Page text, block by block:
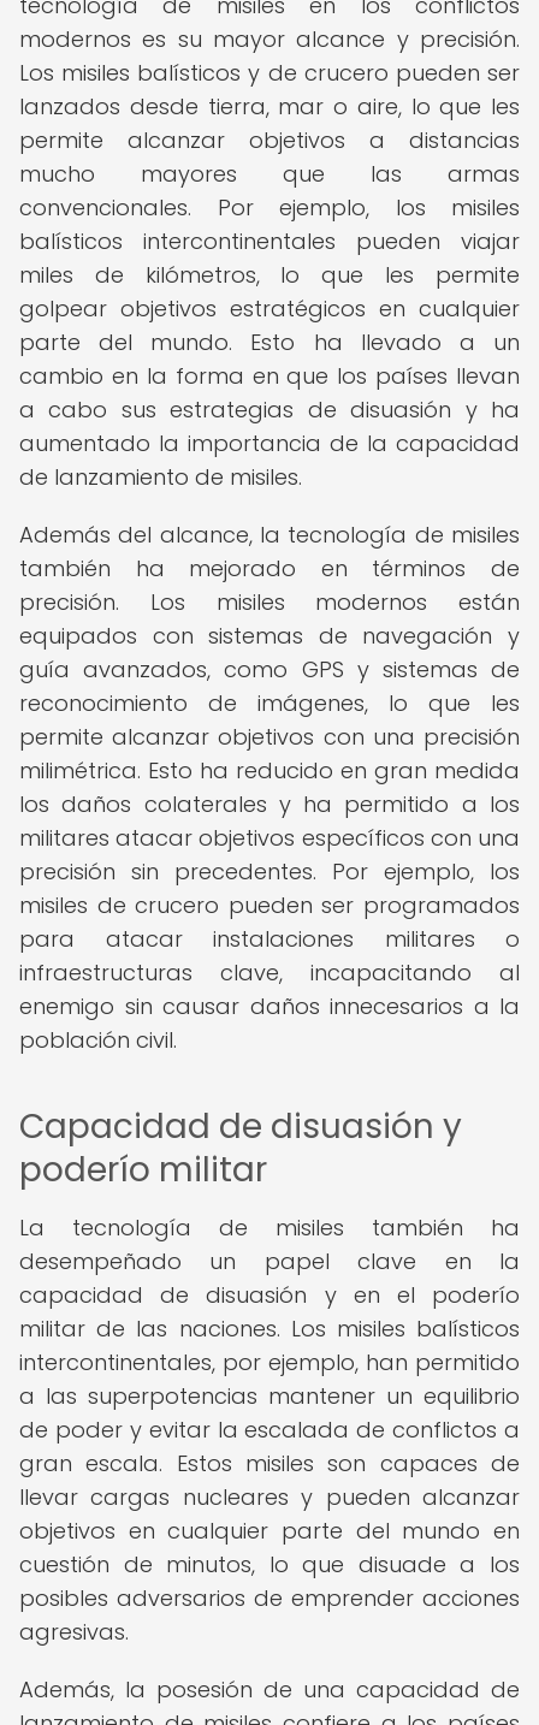
modernos es su mayor alcance y precisión.
Los misiles balísticos y de crucero pueden ser
lanzados desde tierra, mar o aire, lo que les
permite alcanzar objetivos a distancias
mucho mayores que las armas
convencionales. Por ejemplo, los misiles
balísticos intercontinentales pueden viajar
miles de kilómetros, lo que les permite
golpear objetivos estratégicos en cualquier
parte del mundo. Esto ha llevado a un
cambio en la forma en que los países llevan
a cabo sus estrategias de disuasión y ha
aumentado la importancia de la capacidad
de lanzamiento de misiles.
Además del alcance, la tecnología de misiles
también ha mejorado en términos de
precisión. Los misiles modernos están
equipados con sistemas de navegación y
guía avanzados, como GPS y sistemas de
reconocimiento de imágenes, lo que les
permite alcanzar objetivos con una precisión
milimétrica. Esto ha reducido en gran medida
los daños colaterales y ha permitido a los
militares atacar objetivos específicos con una
precisión sin precedentes. Por ejemplo, los
misiles de crucero pueden ser programados
para atacar instalaciones militares o
infraestructuras clave, incapacitando al
enemigo sin causar daños innecesarios a la
población civil.
Capacidad de disuasión y
poderío militar
La tecnología de misiles también ha
desempeñado un papel clave en la
capacidad de disuasión y en el poderío
militar de las naciones. Los misiles balísticos
intercontinentales, por ejemplo, han permitido
a las superpotencias mantener un equilibrio
de poder y evitar la escalada de conflictos a
gran escala. Estos misiles son capaces de
llevar cargas nucleares y pueden alcanzar
objetivos en cualquier parte del mundo en
cuestión de minutos, lo que disuade a los
posibles adversarios de emprender acciones
agresivas.
Además, la posesión de una capacidad de